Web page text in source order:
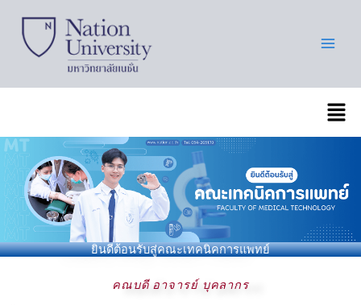
content
เมนู
ยินดีต้อนรับสู่คณะเทคนิคการแพทย์
คณบดี อาจารย์ บุคลากร